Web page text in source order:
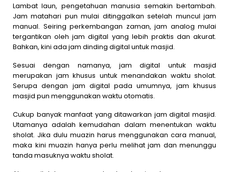
Lambat laun, pengetahuan manusia semakin bertambah.
Jam matahari pun mulai ditinggalkan setelah muncul jam
manual. Seiring perkembangan zaman, jam analog mulai
tergantikan oleh jam digital yang lebih praktis dan akurat.
Bahkan, kini ada jam dinding digital untuk masjid.
Sesuai dengan namanya, jam digital untuk masjid
merupakan jam khusus untuk menandakan waktu sholat.
Serupa dengan jam digital pada umumnya, jam khusus
masjid pun menggunakan waktu otomatis.
Cukup banyak manfaat yang ditawarkan jam digital masjid.
Utamanya adalah kemudahan dalam menentukan waktu
sholat. Jika dulu muazin harus menggunakan cara manual,
maka kini muazin hanya perlu melihat jam dan menunggu
tanda masuknya waktu sholat.